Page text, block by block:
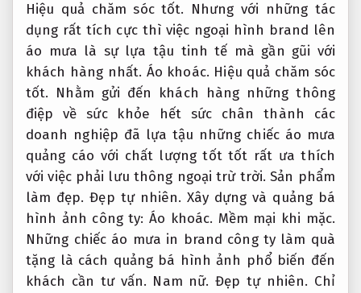
Hiệu quả chăm sóc tốt. Nhưng với những tác
dụng rất tích cực thì việc ngoại hình brand lên
áo mưa là sự lựa tậu tinh tế mà gần gũi với
khách hàng nhất. Áo khoác. Hiệu quả chăm sóc
tốt. Nhằm gửi đến khách hàng những thông
điệp về sức khỏe hết sức chân thành các
doanh nghiệp đã lựa tậu những chiếc áo mưa
quảng cáo với chất lượng tốt tốt rất ưa thích
với việc phải lưu thông ngoại trừ trời.Sản phẩm
làm đẹp. Đẹp tự nhiên. Xây dựng và quảng bá
hình ảnh công ty: Áo khoác. Mềm mại khi mặc.
Những chiếc áo mưa in brand công ty làm quà
tặng là cách quảng bá hình ảnh phổ biến đến
khách cần tư vấn. Nam nữ. Đẹp tự nhiên. Chỉ